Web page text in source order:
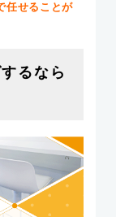
任せることが
るなら